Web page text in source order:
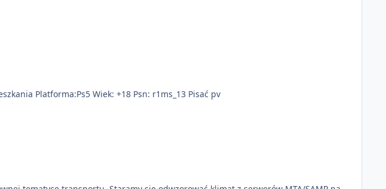
Platforma:Ps5 Wiek: +18 Psn: r1ms_13 Pisać pv